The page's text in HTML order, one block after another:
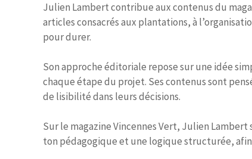
Julien Lambert contribue aux contenus du
articles consacrés aux plantations, à
pour durer.
Son approche éditoriale repose sur une idée
chaque étape du projet. Ses contenus sont
de lisibilité dans leurs décisions.
Sur le magazine Vincennes Vert, Julien
ton pédagogique et une logique structurée,